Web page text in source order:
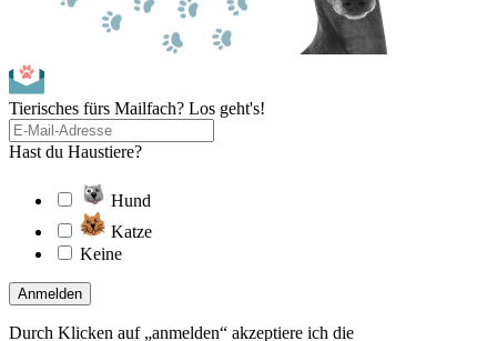
Tierisches fürs Mailfach? Los geht's!
Hast du Haustiere?
Hund
Katze
Keine
Anmelden
Durch Klicken auf „anmelden“ akzeptiere ich die